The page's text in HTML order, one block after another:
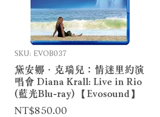
SKU: EVOB037
黛安娜．克瑞兒：情迷里約演
唱會 Diana Krall: Live in Rio
(藍光Blu-ray) 【Evosound】
NT$850.00